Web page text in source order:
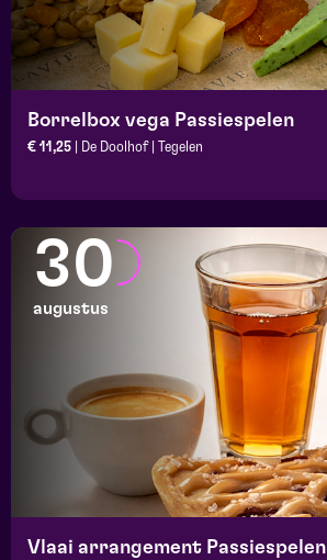
Borrelbox vega Passiespelen
€ 11,25 | De Doolhof | Tegelen
30
augustus
Vlaai arrangement Passiespelen